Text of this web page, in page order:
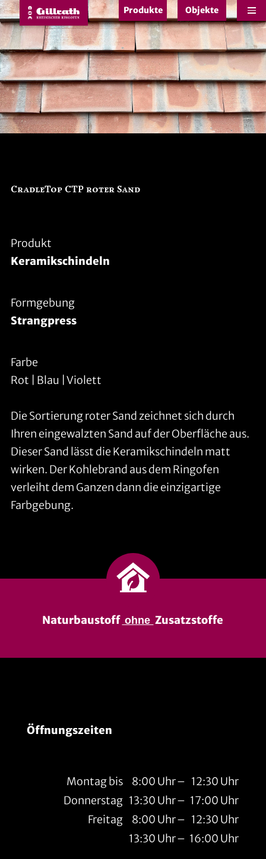
Produkte Objekte
CradleTop CTP roter Sand
Produkt
Keramikschindeln
Formgebung
Strangpress
Farbe
Rot | Blau | Violett
Die Sortierung roter Sand zeichnet sich durch
Ihren eingewalzten Sand auf der Oberfläche aus.
Dieser Sand lässt die Keramikschindeln matt
wirken. Der Kohlebrand aus dem Ringofen
verleiht dem Ganzen dann die einzigartige
Farbgebung.
Naturbaustoff ohne Zusatzstoffe
Öffnungszeiten
Montag bis 8:00 Uhr– 12:30 Uhr
Donnerstag 13:30 Uhr– 17:00 Uhr
Freitag
8:00 Uhr– 12:30 Uhr
13:30 Uhr– 16:00 Uhr